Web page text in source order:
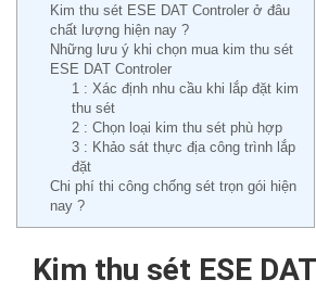
Kim thu sét ESE DAT Controler ở đâu
chất lượng hiện nay ?
Những lưu ý khi chọn mua kim thu sét
ESE DAT Controler
1 : Xác định nhu cầu khi lắp đặt kim
thu sét
2 : Chọn loại kim thu sét phù hợp
3 : Khảo sát thực địa công trình lắp
đặt
Chi phí thi công chống sét trọn gói hiện
nay ?
Kim thu sét ESE